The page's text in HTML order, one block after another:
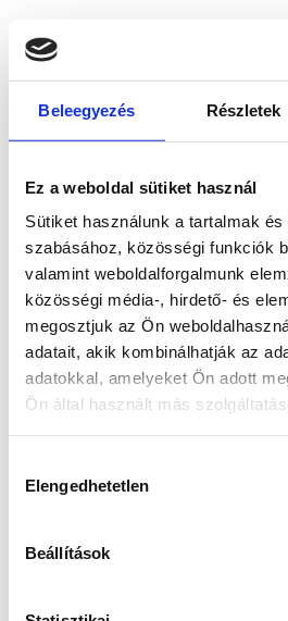
Beleegyezés Részletek
Ez a weboldal sütiket használ
Sütiket használunk a tartalmak
szabásához, közösségi funkciók
valamint weboldalforgalmunk
közösségi média-, hirdető- és
megosztjuk az Ön
adatait, akik kombinálhatják az
adatokkal, amelyeket Ön adott
Ön által használt más
kiválasztása
Elengedhetetlen
Beállítások
loadingwww.bicapp.hu
(see the